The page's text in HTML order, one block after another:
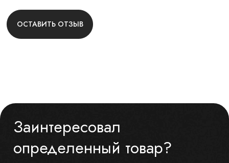
ОСТАВИТЬ ОТЗЫВ
Заинтересовал
определенный товар?